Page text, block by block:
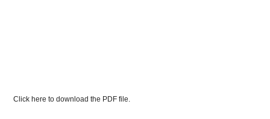
Click here to download the PDF file.